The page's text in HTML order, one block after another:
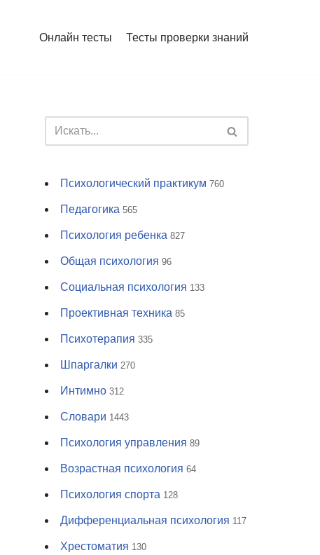
Онлайн тесты Тесты проверки знаний
Психологический практикум 760
Педагогика 565
Психология ребенка 827
Общая психология 96
Социальная психология 133
Проективная техника 85
Психотерапия 335
Шпаргалки 270
Интимно 312
Словари 1443
Психология управления 89
Возрастная психология 64
Психология спорта 128
Дифференциальная психология 117
Хрестоматия 130